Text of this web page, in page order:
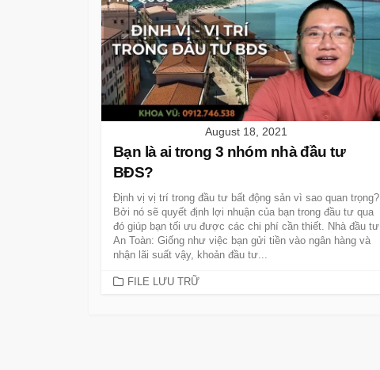
August 18, 2021
Bạn là ai trong 3 nhóm nhà đầu tư
BĐS?
Định vị vị trí trong đầu tư bất động sản vì sao quan trọng?
Bởi nó sẽ quyết định lợi nhuận của bạn trong đầu tư qua
đó giúp bạn tối ưu được các chi phí cần thiết. Nhà đầu tư
An Toàn: Giống như việc bạn gửi tiền vào ngân hàng và
nhận lãi suất vậy, khoản đầu tư...
CATEGORIES
FILE LƯU TRỮ